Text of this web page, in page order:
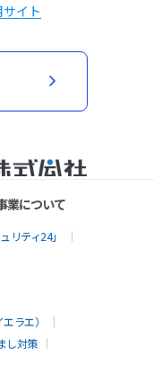
イト
業について
リティ24」
ラエ）
し対策